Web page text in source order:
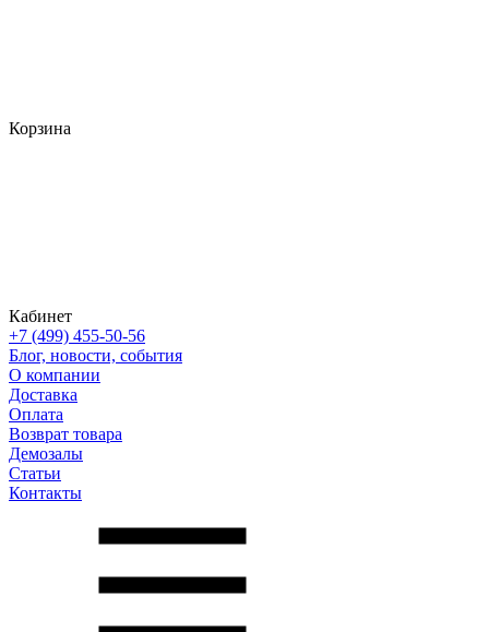
Корзина
Кабинет
+7 (499) 455-50-56
Блог, новости, события
О компании
Доставка
Оплата
Возврат товара
Демозалы
Статьи
Контакты